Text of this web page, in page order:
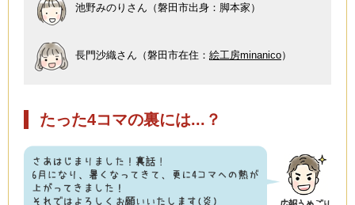
池野みのりさん（磐田市出身：脚本家）
長門沙織さん（磐田市在住： 絵工房minanico）
たった4コマの裏には...？